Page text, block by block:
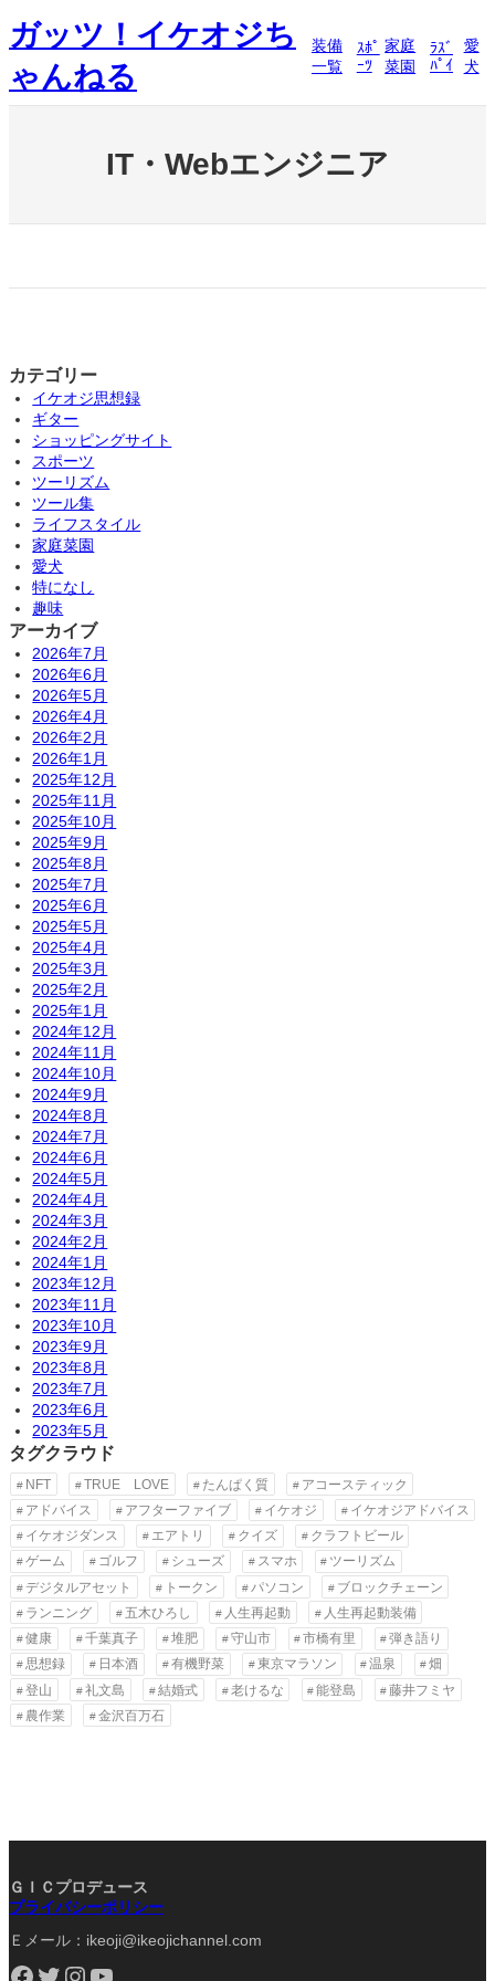
容
ス
キ
ガッツ！イケオジち
ゃんねる
装備
一覧
ｽﾎﾟ
ｰﾂ
家庭
菜園
ﾗｽﾞ
ﾊﾟｲ
愛
犬
IT・Webエンジニア
カテゴリー
イケオジ思想録
ギター
ショッピングサイト
スポーツ
ツーリズム
ツール集
ライフスタイル
家庭菜園
愛犬
特になし
趣味
アーカイブ
2026年7月
2026年6月
2026年5月
2026年4月
2026年2月
2026年1月
2025年12月
2025年11月
2025年10月
2025年9月
2025年8月
2025年7月
2025年6月
2025年5月
2025年4月
2025年3月
2025年2月
2025年1月
2024年12月
2024年11月
2024年10月
2024年9月
2024年8月
2024年7月
2024年6月
2024年5月
2024年4月
2024年3月
2024年2月
2024年1月
2023年12月
2023年11月
2023年10月
2023年9月
2023年8月
2023年7月
2023年6月
2023年5月
タグクラウド
NFT TRUE LOVE たんぱく質
アコースティック
アドバイス
アフターファイブ イケオジ
イケオジアドバイス
イケオジダンス
エアトリ クイズ
クラフトビール
ゲーム
ゴルフ シューズ スマホ
ツーリズム
デジタルアセット
トークン パソコン
ブロックチェーン
ランニング
五木ひろし 人生再起動
人生再起動装備
健康
千葉真子 堆肥 守山市 市橋有里
弾き語り
思想録
日本酒 有機野菜 東京マラソン 温泉
畑
登山
礼文島 結婚式 老けるな 能登島
藤井フミヤ
農作業
金沢百万石
ＧＩＣプロデュース
プライバシーポリシー
Ｅメール：ikeoji@ikeojichannel.com
Facebook Twitter Instagram YouTube